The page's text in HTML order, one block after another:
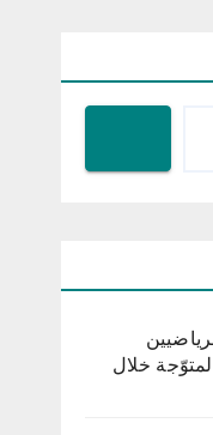
خلال